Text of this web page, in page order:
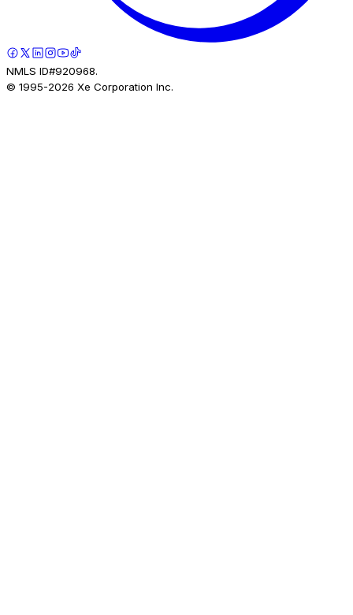
NMLS ID#920968.
© 1995-2026 Xe Corporation Inc.